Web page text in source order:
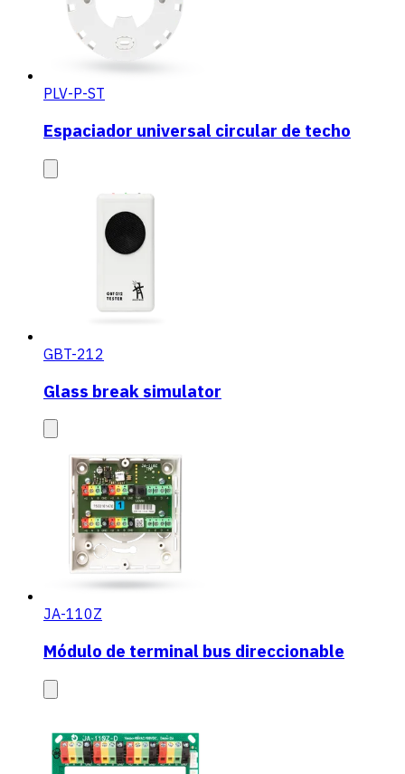
PLV-P-ST
Espaciador universal circular de techo
GBT-212
Glass break simulator
JA-110Z
Módulo de terminal bus direccionable